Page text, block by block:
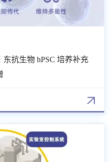
抗生物 hPSC 培养补充